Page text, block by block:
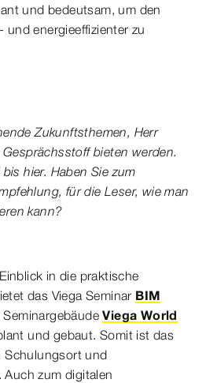
und bedeutsam, um den
energieeffizienter zu
Zukunftsthemen, Herr
bieten werden.
hier. Haben Sie zum
für die Leser, wie man
kann?
in die praktische
das Viega Seminar BIM
SeminargebäudeViega World
und gebaut. Somit ist das
Schulungsort und
zum digitalen